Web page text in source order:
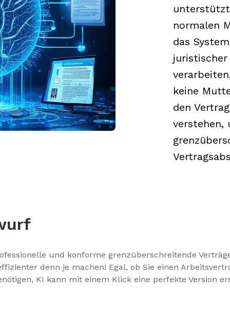
normalen
das
juristischer
keine
den
verstehen,
und konforme grenzüberschreitende
denn je machen! Egal, ob Sie einen
KI kann mit einem Klick eine perfekte Version